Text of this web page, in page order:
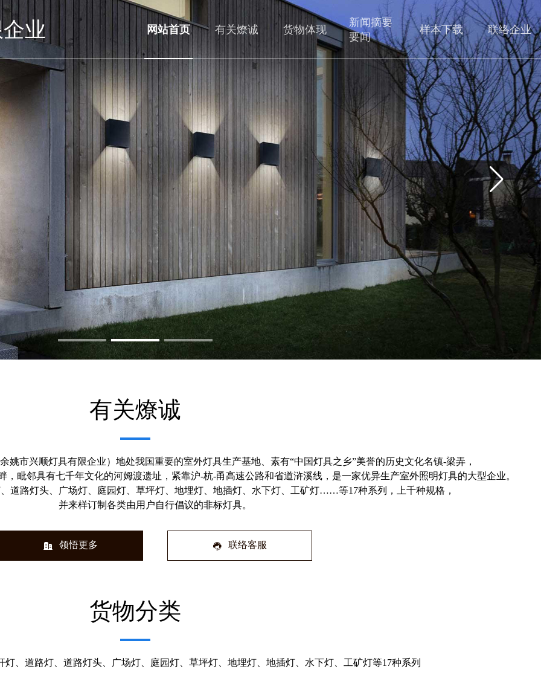
业 网站首页 有关燎诚 货物体现
新闻摘要
要闻
样本下载 联络企业
有关燎诚
姚市兴顺灯具有限企业）地处我国重要的室外灯具生产基地、素有“中国灯具之乡”美誉的历史文化名镇-梁弄，
毗邻具有七千年文化的河姆渡遗址，紧靠沪-杭-甬高速公路和省道浒溪线，是一家优异生产室外照明灯具的大型企业。
道路灯头、广场灯、庭园灯、草坪灯、地埋灯、地插灯、水下灯、工矿灯……等17种系列，上千种规格，
并来样订制各类由用户自行倡议的非标灯具。
领悟更多 联络客服
货物分类
灯、道路灯、道路灯头、广场灯、庭园灯、草坪灯、地埋灯、地插灯、水下灯、工矿灯等17种系列